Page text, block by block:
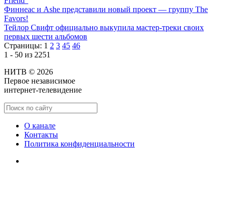
Финнеас и Ashe представили новый проект — группу The
Favors!
Тейлор Свифт официально выкупила мастер-треки своих
первых шести альбомов
Страницы: 1 2 3 45 46
1 - 50 из 2251
НИТВ © 2026
Первое независимое
интернет-телевидение
О канале
Контакты
Политика конфиденциальности